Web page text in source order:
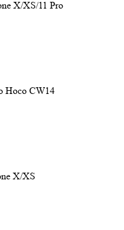
X/XS/11 Pro
Hoco CW14
X/XS